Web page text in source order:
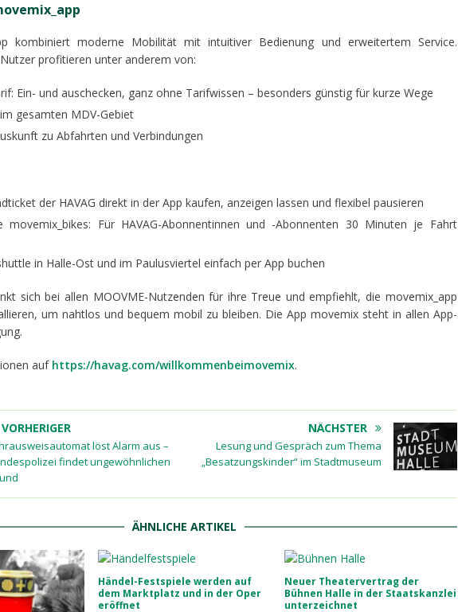
kombiniert moderne Mobilität mit intuitiver Bedienung und erweitertem Service.
profitieren unter anderem von:
Ein- und auschecken, ganz ohne Tarifwissen – besonders günstig für kurze Wege
gesamten MDV-Gebiet
zu Abfahrten und Verbindungen
der HAVAG direkt in der App kaufen, anzeigen lassen und flexibel pausieren
movemix_bikes: Für HAVAG-Abonnentinnen und -Abonnenten 30 Minuten je Fahrt
in Halle-Ost und im Paulusviertel einfach per App buchen
sich bei allen MOOVME-Nutzenden für ihre Treue und empfiehlt, die movemix_app
um nahtlos und bequem mobil zu bleiben. Die App movemix steht in allen App-
auf https://havag.com/willkommenbeimovemix.
VORHERIGER
löst Alarm aus –
findet ungewöhnlichen
NÄCHSTER
Lesung und Gespräch zum Thema
„Besatzungskinder“ im Stadtmuseum
ÄHNLICHE ARTIKEL
Händel-Festspiele werden auf
dem Marktplatz und in der Oper
eröffnet
Neuer Theatervertrag der
Bühnen Halle in der Staatskanzlei
unterzeichnet